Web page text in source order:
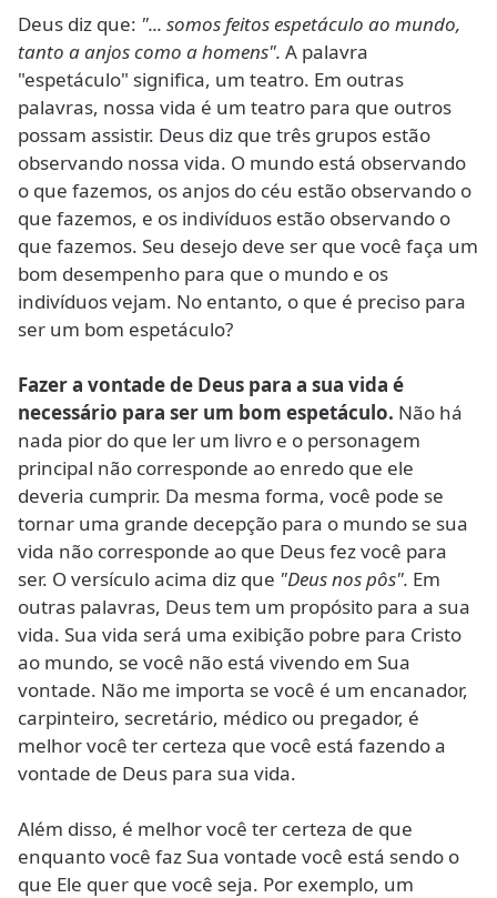
Deus diz que: "... somos feitos espetáculo ao mundo,
tanto a anjos como a homens". A palavra
"espetáculo" significa, um teatro. Em outras
palavras, nossa vida é um teatro para que outros
possam assistir. Deus diz que três grupos estão
observando nossa vida. O mundo está observando
o que fazemos, os anjos do céu estão observando o
que fazemos, e os indivíduos estão observando o
que fazemos. Seu desejo deve ser que você faça um
bom desempenho para que o mundo e os
indivíduos vejam. No entanto, o que é preciso para
ser um bom espetáculo?
Fazer a vontade de Deus para a sua vida é
necessário para ser um bom espetáculo. Não há
nada pior do que ler um livro e o personagem
principal não corresponde ao enredo que ele
deveria cumprir. Da mesma forma, você pode se
tornar uma grande decepção para o mundo se sua
vida não corresponde ao que Deus fez você para
ser. O versículo acima diz que "Deus nos pôs". Em
outras palavras, Deus tem um propósito para a sua
vida. Sua vida será uma exibição pobre para Cristo
ao mundo, se você não está vivendo em Sua
vontade. Não me importa se você é um encanador,
carpinteiro, secretário, médico ou pregador, é
melhor você ter certeza que você está fazendo a
vontade de Deus para sua vida.
Além disso, é melhor você ter certeza de que
enquanto você faz Sua vontade você está sendo o
que Ele quer que você seja. Por exemplo, um